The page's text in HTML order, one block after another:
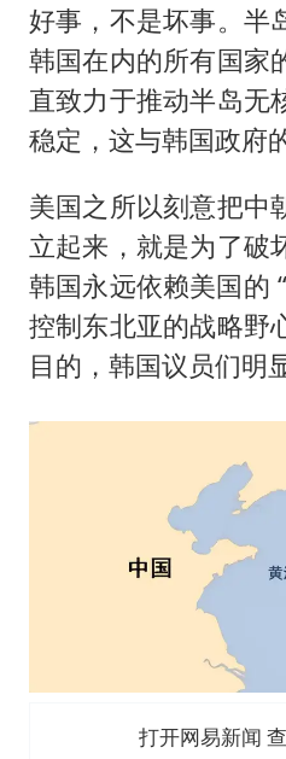
好事，不是坏事。半
韩国在内的所有国家
直致力于推动半岛无
稳定，这与韩国政府
美国之所以刻意把中
立起来，就是为了破
韩国永远依赖美国的
控制东北亚的战略野
目的，韩国议员们明
打开网易新闻